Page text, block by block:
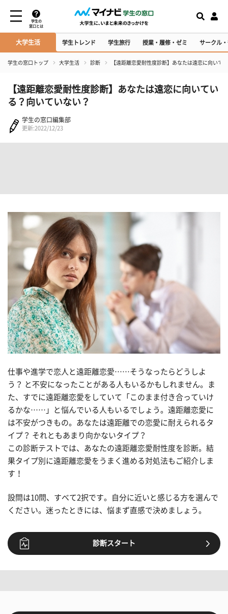
学生の
窓口とは
大学生活 学生トレンド 学生旅行 授業・履修・ゼミ サークル
学生の窓口トップ 大学生活 診断 【遠距離恋愛耐性度診断】あなたは遠恋に向いて
【遠距離恋愛耐性度診断】あなたは遠恋に向いてい
る？向いていない？
学生の窓口編集部
更新:2022/12/23
仕事や進学で恋人と遠距離恋愛……そうなったらどうしよ
う？ と不安になったことがある人もいるかもしれません。ま
た、すでに遠距離恋愛をしていて「このまま付き合っていけ
るかな……」と悩んでいる人もいるでしょう。遠距離恋愛に
は不安がつきもの。あなたは遠距離での恋愛に耐えられるタ
イプ？ それともあまり向かないタイプ？
この診断テストでは、あなたの遠距離恋愛耐性度を診断。結
果タイプ別に遠距離恋愛をうまく進める対処法もご紹介しま
す！
設問は10問、すべて2択です。自分に近いと感じる方を選んで
ください。迷ったときには、悩まず直感で決めましょう。
診断スタート